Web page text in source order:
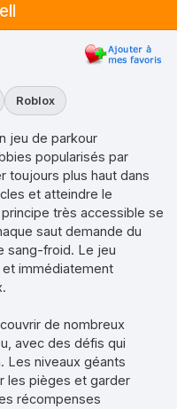
Roblox
jeu de parkour
popularisés par
toujours plus haut dans
et atteindre le
très accessible se
saut demande du
sang-froid. Le jeu
et immédiatement
de nombreux
avec des défis qui
Les niveaux géants
les pièges et garder
récompenses